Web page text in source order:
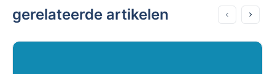
gerelateerde artikelen